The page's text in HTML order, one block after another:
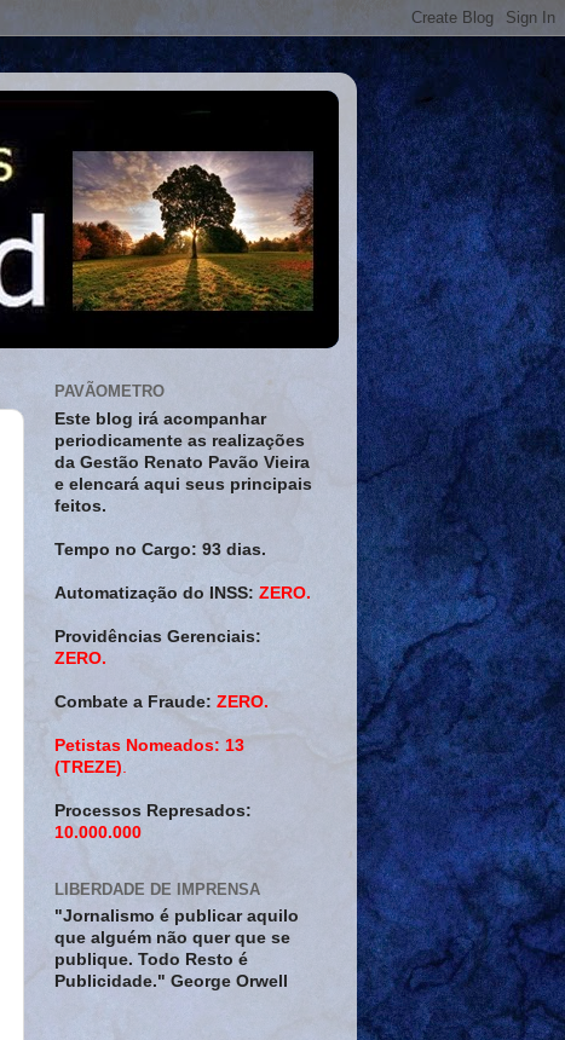
PAVÃOMETRO
Este blog irá acompanhar
periodicamente as realizações
da Gestão Renato Pavão Vieira
e elencará aqui seus principais
feitos.
Tempo no Cargo: 93 dias.
Automatização do INSS: ZERO.
Providências Gerenciais:
ZERO.
Combate a Fraude: ZERO.
Petistas Nomeados: 13
(TREZE)
Processos Represados:
10.000.000
LIBERDADE DE IMPRENSA
"Jornalismo é publicar aquilo
que alguém não quer que se
publique. Todo Resto é
Publicidade." George Orwell